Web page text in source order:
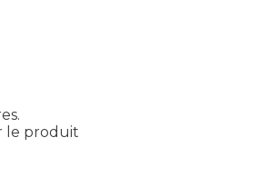
le produit